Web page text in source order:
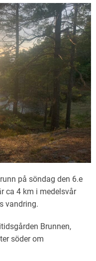
på söndag den 6.e
ca 4 km i medelsvår
vandring.
Brunnen,
söder om